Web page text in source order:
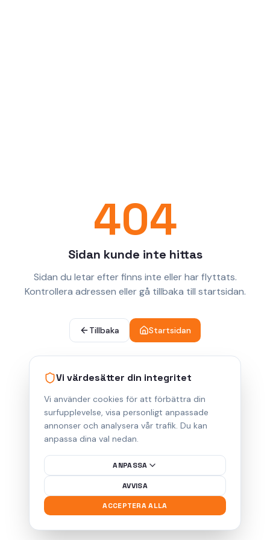
Vi värdesätter din integritet
Vi använder cookies för att förbättra din
surfupplevelse, visa personligt anpassade
annonser och analysera vår trafik. Du kan
anpassa dina val nedan.
ANPASSA
AVVISA
ACCEPTERA ALLA
404
Sidan kunde inte hittas
Sidan du letar efter finns inte eller har flyttats.
Kontrollera adressen eller gå tillbaka till startsidan.
Tillbaka Startsidan